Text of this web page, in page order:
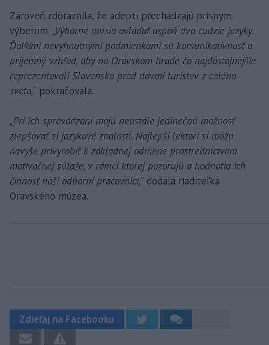
Zároveň zdôraznila, že adepti prechádzajú prísnym
výberom. „Výborne musia ovládať aspoň dva cudzie jazyky.
Ďalšími nevyhnutnými podmienkami sú komunikatívnosť a
príjemný vzhľad, aby na Oravskom hrade čo najdôstojnejšie
reprezentovali Slovensko pred davmi turistov z celého
sveta,“ pokračovala.
„Pri ich sprevádzaní majú neustále jedinečnú možnosť
zlepšovať si jazykové znalosti. Najlepší lektori si môžu
navyše privyrobiť k základnej odmene prostredníctvom
motivačnej súťaže, v rámci ktorej pozorujú a hodnotia ich
činnosť naši odborní pracovníci,“ dodala riaditeľka
Oravského múzea.
Zdieľaj na Facebooku